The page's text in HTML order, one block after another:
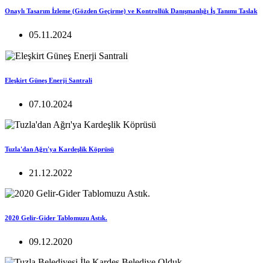
Onaylı Tasarım İzleme (Gözden Geçirme) ve Kontrollük Danışmanlığı İş Tanımı Taslak
05.11.2024
Eleşkirt Güneş Enerji Santrali
07.10.2024
Tuzla'dan Ağrı'ya Kardeşlik Köprüsü
21.12.2022
2020 Gelir-Gider Tablomuzu Astık.
09.12.2020